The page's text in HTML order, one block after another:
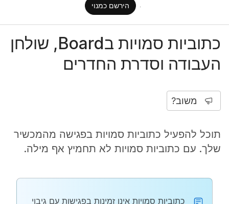
הירשם כמנוי
כתוביות סמויות בBoard, שולחן
העבודה וסדרת החדרים
משוב?
תוכל להפעיל כתוביות סמויות בפגישה מהמכשיר
שלך. עם כתוביות סמויות לא תחמיץ אף מילה.
כתוביות סמויות אינן זמינות בפגישות עם גיבוי